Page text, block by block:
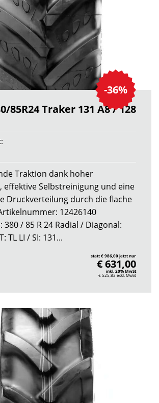
-36%
85R24 Traker 131 A8 / 128
Traktion dank hoher
effektive Selbstreinigung und eine
Druckverteilung durch die flache
12426140
380 / 85 R 24 Radial / Diagonal:
TL LI / SI: 131...
statt € 986,00 jetzt nur
€ 631,00
inkl. 20% MwSt
€ 525,83 exkl. MwSt